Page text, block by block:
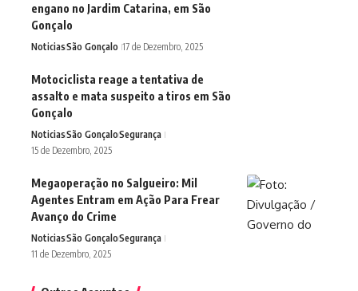
engano no Jardim Catarina, em São
Gonçalo
NoticiasSão Gonçalo 17 de Dezembro, 2025
Motociclista reage a tentativa de
assalto e mata suspeito a tiros em São
Gonçalo
NoticiasSão GonçaloSegurança
15 de Dezembro, 2025
Megaoperação no Salgueiro: Mil
Agentes Entram em Ação Para Frear
Avanço do Crime
NoticiasSão GonçaloSegurança
11 de Dezembro, 2025